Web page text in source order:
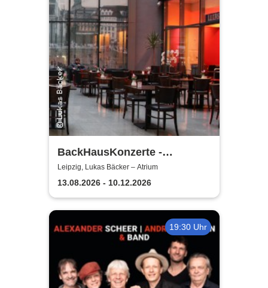
BackHausKonzerte -
Kammermusik mit der
Sinfonia Leipzig
Leipzig, Lukas Bäcker – Atrium
13.08.2026 - 10.12.2026
19:30 Uhr